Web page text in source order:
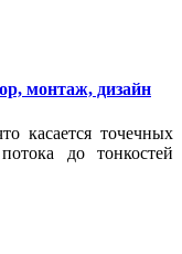
монтаж, дизайн
касается точечных
до тонкостей